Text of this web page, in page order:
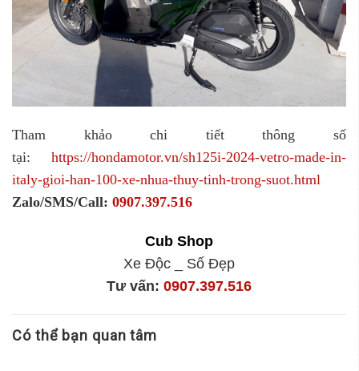
Tham khảo chi tiết thông số
tại: https://hondamotor.vn/sh125i-2024-vetro-made-in-
italy-gioi-han-100-xe-nhua-thuy-tinh-trong-suot.html
Zalo/SMS/Call: 0907.397.516
Cub Shop
Xe Độc _ Số Đẹp
Tư vấn: 0907.397.516
Có thể bạn quan tâm